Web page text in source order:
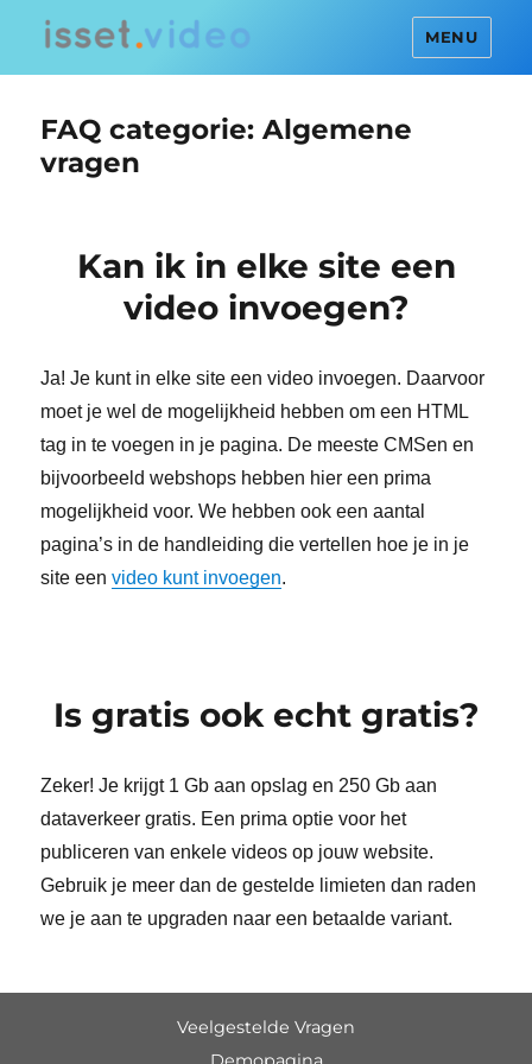
MENU
FAQ categorie:Algemene
vragen
Kan ik in elke site een
video invoegen?
Ja! Je kunt in elke site een video invoegen. Daarvoor
moet je wel de mogelijkheid hebben om een HTML
tag in te voegen in je pagina. De meeste CMSen en
bijvoorbeeld webshops hebben hier een prima
mogelijkheid voor. We hebben ook een aantal
pagina’s in de handleiding die vertellen hoe je in je
site eenvideo kunt invoegen.
Is gratis ook echt gratis?
Zeker! Je krijgt 1 Gb aan opslag en 250 Gb aan
dataverkeer gratis. Een prima optie voor het
publiceren van enkele videos op jouw website.
Gebruik je meer dan de gestelde limieten dan raden
we je aan te upgraden naar een betaalde variant.
Veelgestelde Vragen